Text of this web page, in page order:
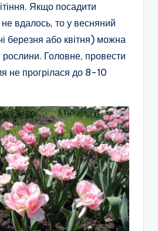
Якщо посадити
вдалось, то у весняний
березня або квітня) можна
рослини. Головне, провести
не прогрілася до 8-10